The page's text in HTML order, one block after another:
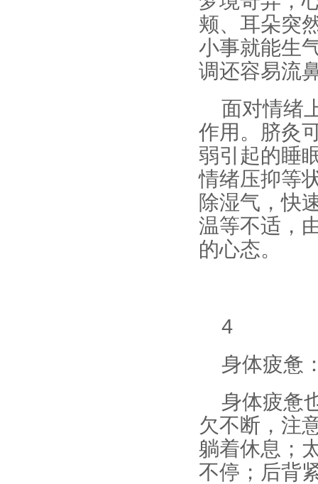
颊、耳朵突
小事就能生
调还容易流
面对情绪
作用。脐灸
弱引起的睡
情绪压抑等
除湿气，快
温等不适，
的心态。
4
身体疲惫
身体疲惫
欠不断，注
躺着休息；
不停；后背